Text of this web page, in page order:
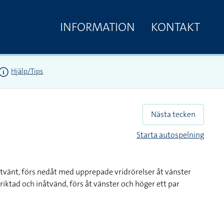
INFORMATION KONTAKT
Hjälp/Tips
Nästa tecken
Starta autospelning
förs nedåt med upprepade vridrörelser åt vänster
och inåtvänd, förs åt vänster och höger ett par